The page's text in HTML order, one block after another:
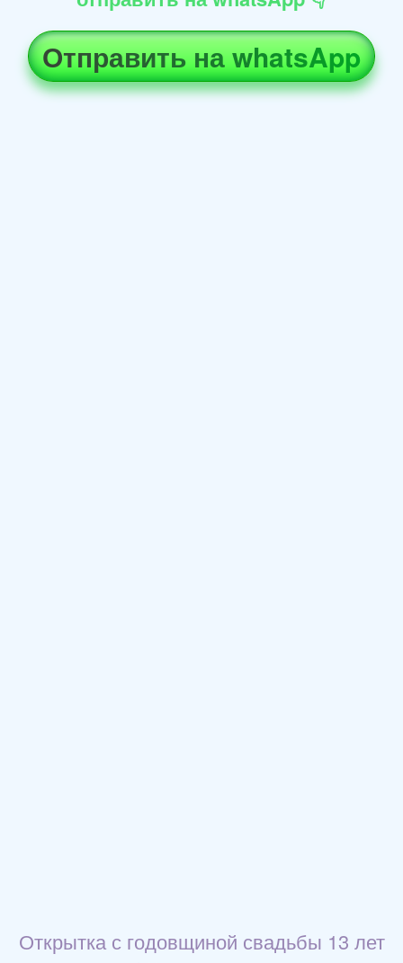
Отправить на whatsApp
Открытка с годовщиной свадьбы 13 лет